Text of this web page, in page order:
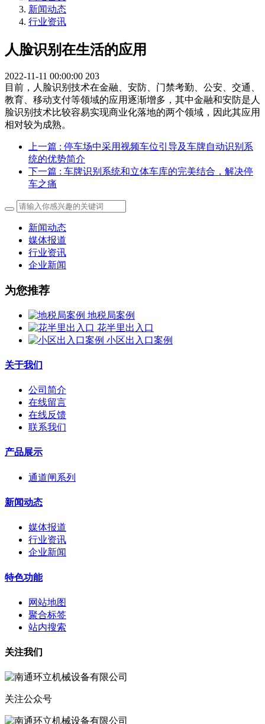
新闻动态
行业资讯
人脸识别在生活的应用
2022-11-11 00:00:00 203
目前，人脸识别技术在金融、安防、门禁考勤、公安、交通、
教育、移动支付等领域的应用逐渐增多，其中金融和安防是人
脸识别技术比较容易实现商业化落地的两个领域，因此其应用
相对较为成熟。
上一篇 : 停车场中采用视频车位引导及车牌自动识别系
统的优势简介
下一篇 : 车牌识别系统和立体车库的完美结合，解决停
车之痛
新闻动态
媒体报道
行业资讯
企业新闻
为您推荐
地税局案例
花半里出入口
小区出入口案例
关于我们
公司简介
在线留言
在线反馈
联系我们
产品展示
通道闸系列
新闻动态
媒体报道
行业资讯
企业新闻
特色功能
网站地图
聚合标签
站内搜索
关注我们
关注公众号